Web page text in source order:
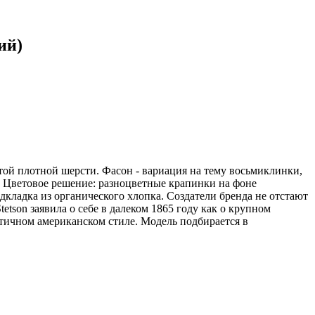
плотной шерсти. Фасон - вариация на тему восьмиклинки,
решение: разноцветные крапинки на фоне
из органического хлопка. Создатели бренда не отстают
заявила о себе в далеком 1865 году как о крупном
американском стиле. Модель подбирается в